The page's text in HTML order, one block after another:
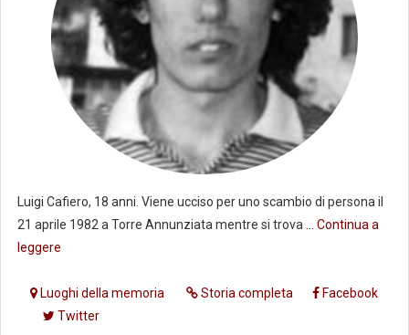
Luigi Cafiero, 18 anni. Viene ucciso per uno scambio di persona il
21 aprile 1982 a Torre Annunziata mentre si trova
... Continua a
leggere
Luoghi della memoria Storia completa
Facebook
Twitter